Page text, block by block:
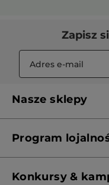
Zapisz
Nasze sklepy
Franczyza
Program
Konkursy &